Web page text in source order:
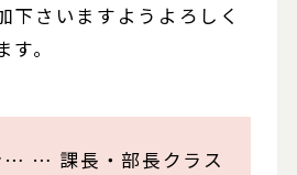
下さいますようよろしく
。
… … 課長・部長クラス